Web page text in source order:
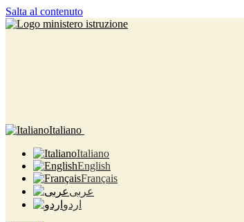
Salta al contenuto
Italiano
Italiano
English
Français
عربى
اردو